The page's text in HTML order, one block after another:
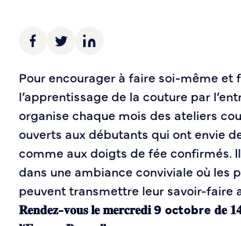
Pour encourager à faire soi-même et
l’apprentissage de la couture par
organise chaque mois des ateliers
ouverts aux débutants qui ont envie
comme aux doigts de fée confirmés.
dans une ambiance conviviale où les
peuvent transmettre leur savoir-faire
𝐑𝐞𝐧𝐝𝐞𝐳-𝐯𝐨𝐮𝐬 𝐥𝐞 𝐦𝐞𝐫𝐜𝐫𝐞𝐝𝐢 9 octobre 𝐝𝐞
Sécurité tranquillité
Police municipale
Pré-plainte en ligne
Tranquillité vacances
Vidéoprotection
Aide à l’installation d’alarmes
Horaires pour le bricolage et le
Infos pratiques